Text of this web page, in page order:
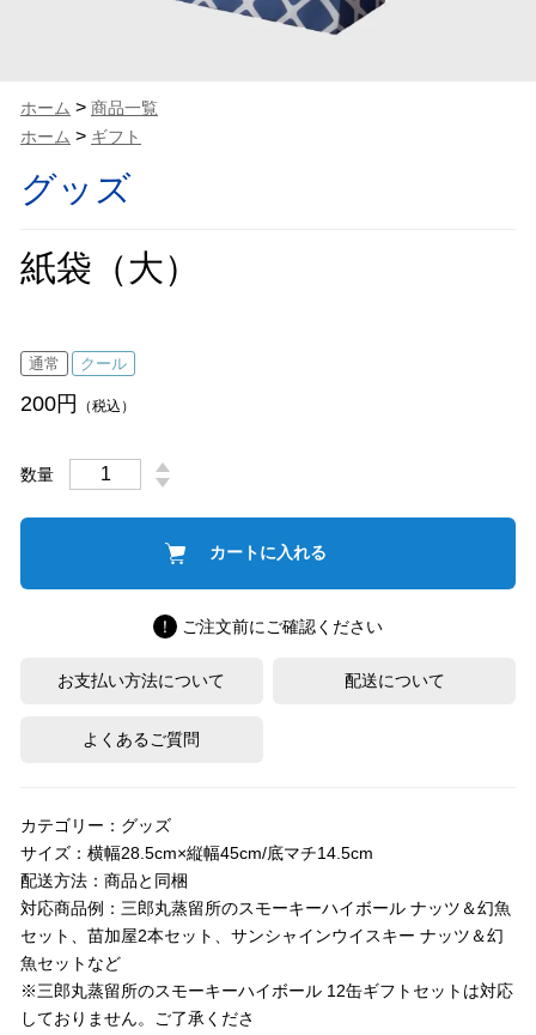
ホーム > 商品一覧
ホーム > ギフト
グッズ
紙袋（大）
通常 クール
200円 （税込）
数量
！ ご注文前にご確認ください
お支払い方法について 配送について
よくあるご質問
カテゴリー：グッズ
サイズ：横幅28.5cm×縦幅45cm/底マチ14.5cm
配送方法：商品と同梱
対応商品例：三郎丸蒸留所のスモーキーハイボール ナッツ＆幻魚
セット、苗加屋2本セット、サンシャインウイスキー ナッツ＆幻
魚セットなど
※三郎丸蒸留所のスモーキーハイボール 12缶ギフトセットは対応
しておりません。ご了承くださ